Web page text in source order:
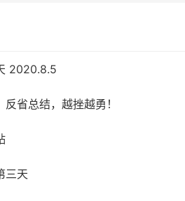
2020.8.5
反省总结，越挫越勇！
三天